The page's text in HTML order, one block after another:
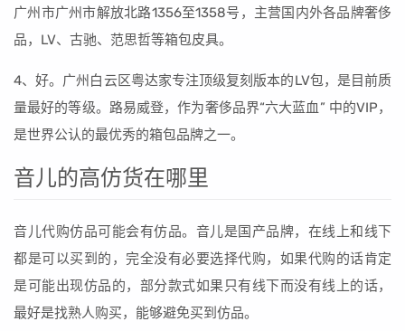
广州市广州市解放北路1356至1358号，主营国内外各品牌奢侈
品，LV、古驰、范思哲等箱包皮具。
4、好。广州白云区粤达家专注顶级复刻版本的LV包，是目前质
量最好的等级。路易威登，作为奢侈品界“六大蓝血” 中的VIP，
是世界公认的最优秀的箱包品牌之一。
音儿的高仿货在哪里
音儿代购仿品可能会有仿品。音儿是国产品牌，在线上和线下
都是可以买到的，完全没有必要选择代购，如果代购的话肯定
是可能出现仿品的，部分款式如果只有线下而没有线上的话，
最好是找熟人购买，能够避免买到仿品。